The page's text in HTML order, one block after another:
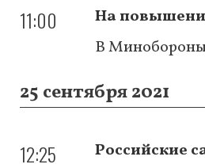
11:00
На
В Минобороны
25 сентября 2021
12:25
Российские